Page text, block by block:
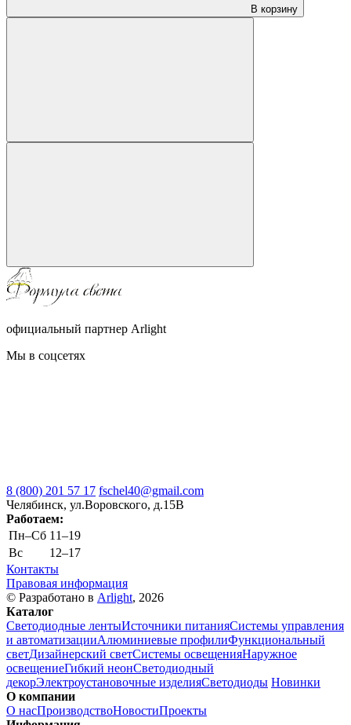
В корзину
официальный партнер Arlight
Мы в соцсетях
8 (800) 201 57 17 fschel40@gmail.com
Челябинск, ул.Воровского, д.15В
Работаем:
Пн–Cб 11–19
Вс
12–17
Контакты
Правовая информация
© Разработано в Arlight, 2026
Каталог
Светодиодные лентыИсточники питанияСистемы управления
и автоматизацииАлюминиевые профилиФункциональный
светДизайнерский светСистемы освещенияНаружное
освещениеГибкий неонСветодиодный
декорЭлектроустановочные изделияСветодиоды Новинки
О компании
О насПроизводствоНовостиПроекты